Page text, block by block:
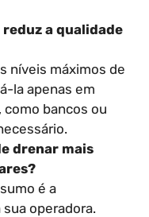
a qualidade
níveis máximos de
la apenas em
bancos ou
drenar mais
é a
operadora.